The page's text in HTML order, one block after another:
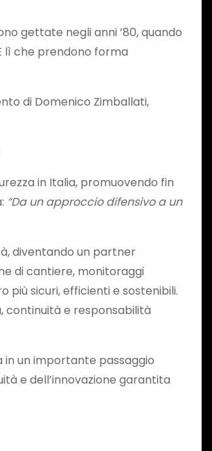
gettate negli anni ’80, quando
lì che prendono forma
di Domenico Zimballati,
in Italia, promuovendo fin
“Da un approccio difensivo a un
diventando un partner
di cantiere, monitoraggi
sicuri, efficienti e sostenibili.
continuità e responsabilità
in un importante passaggio
e dell’innovazione garantita